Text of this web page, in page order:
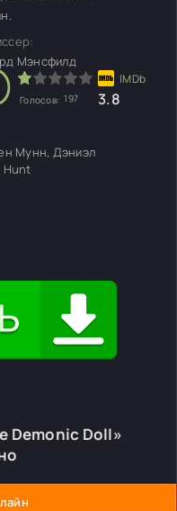
Мэнсфилд
Голосов: 197 3.8
Мунн, Дэниэл
Hunt
Demonic Doll»